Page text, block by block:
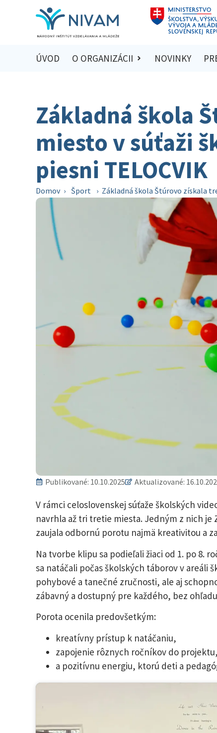
ÚVOD O ORGANIZÁCII NOVINKY
Základná škola
miesto v súťaži
piesni TELOCVIK
Domov › Šport › Základná škola Štúrovo získala
Publikované: 10.10.2025 Aktualizované:
V rámci celoslovenskej súťaže školských
navrhla až tri tretie miesta. Jedným z nich
zaujala odbornú porotu najmä kreativitou a
Na tvorbe klipu sa podieľali žiaci od 1. po 8.
sa natáčali počas školských táborov v areáli
pohybové a tanečné zručnosti, ale aj
zábavný a dostupný pre každého, bez
Porota ocenila predovšetkým:
kreatívny prístup k natáčaniu,
zapojenie rôznych ročníkov do projektu,
a pozitívnu energiu, ktorú deti a